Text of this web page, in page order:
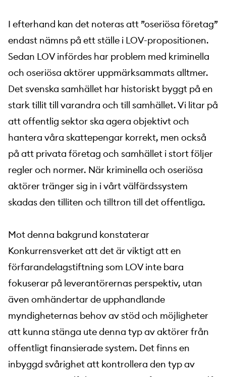
I efterhand kan det noteras att ”oseriösa företag”
endast nämns på ett ställe i LOV-propositionen.
Sedan LOV infördes har problem med kriminella
och oseriösa aktörer uppmärksammats alltmer.
Det svenska samhället har historiskt byggt på en
stark tillit till varandra och till samhället. Vi litar på
att offentlig sektor ska agera objektivt och
hantera våra skattepengar korrekt, men också
på att privata företag och samhället i stort följer
regler och normer. När kriminella och oseriösa
aktörer tränger sig in i vårt välfärdssystem
skadas den tilliten och tilltron till det offentliga.
Mot denna bakgrund konstaterar
Konkurrensverket att det är viktigt att en
förfarandelagstiftning som LOV inte bara
fokuserar på leverantörernas perspektiv, utan
även omhändertar de upphandlande
myndigheternas behov av stöd och möjligheter
att kunna stänga ute denna typ av aktörer från
offentligt finansierade system. Det finns en
inbyggd svårighet att kontrollera den typ av